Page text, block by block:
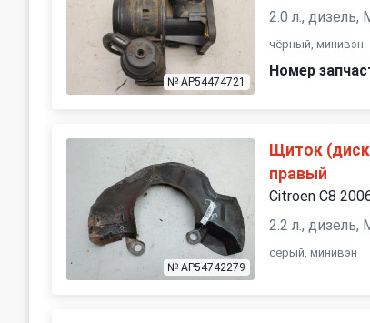
№ AP54474721
2.0 л.,
чёрный, минивэн
Номер
№ AP54742279
Щиток
правый
Citroen C8
2.2 л.,
серый, минивэн